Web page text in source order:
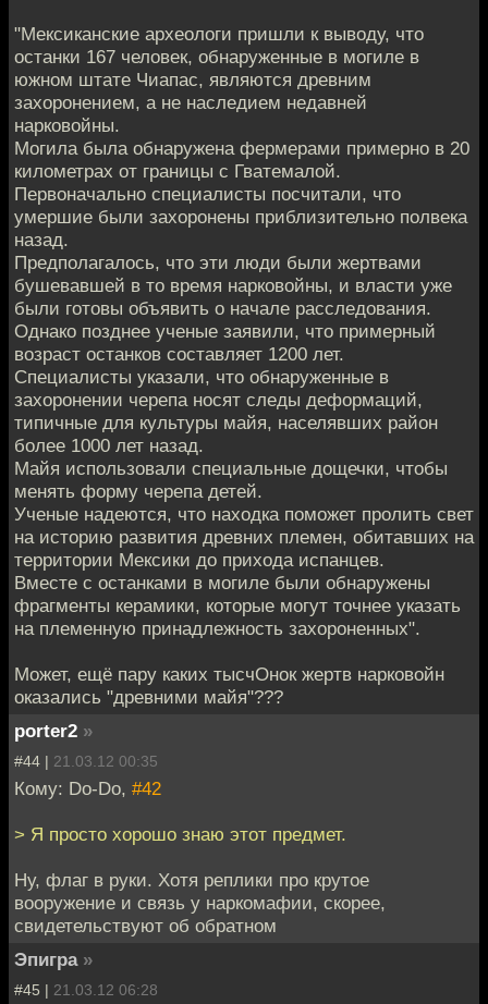
"Мексиканские археологи пришли к выводу, что
останки 167 человек, обнаруженные в могиле в
южном штате Чиапас, являются древним
захоронением, а не наследием недавней
нарковойны.
Могила была обнаружена фермерами примерно в 20
километрах от границы с Гватемалой.
Первоначально специалисты посчитали, что
умершие были захоронены приблизительно полвека
назад.
Предполагалось, что эти люди были жертвами
бушевавшей в то время нарковойны, и власти уже
были готовы объявить о начале расследования.
Однако позднее ученые заявили, что примерный
возраст останков составляет 1200 лет.
Специалисты указали, что обнаруженные в
захоронении черепа носят следы деформаций,
типичные для культуры майя, населявших район
более 1000 лет назад.
Майя использовали специальные дощечки, чтобы
менять форму черепа детей.
Ученые надеются, что находка поможет пролить свет
на историю развития древних племен, обитавших на
территории Мексики до прихода испанцев.
Вместе с останками в могиле были обнаружены
фрагменты керамики, которые могут точнее указать
на племенную принадлежность захороненных".
Может, ещё пару каких тысчОнок жертв нарковойн
оказались "древними майя"???
porter2 »
#44 | 21.03.12 00:35
Кому: Do-Do, #42
> Я просто хорошо знаю этот предмет.
Ну, флаг в руки. Хотя реплики про крутое
вооружение и связь у наркомафии, скорее,
свидетельствуют об обратном
Эпигра »
#45 | 21.03.12 06:28